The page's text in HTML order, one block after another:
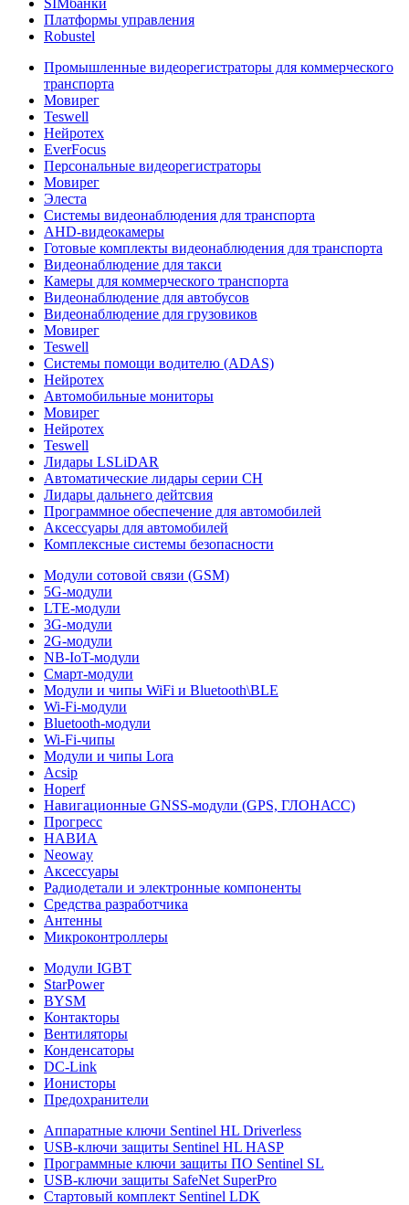
SIMбанки
Платформы управления
Robustel
Промышленные видеорегистраторы для коммерческого
транспорта
Мовирег
Teswell
Нейротех
EverFocus
Персональные видеорегистраторы
Мовирег
Элеста
Системы видеонаблюдения для транспорта
AHD-видеокамеры
Готовые комплекты видеонаблюдения для транспорта
Видеонаблюдение для такси
Камеры для коммерческого транспорта
Видеонаблюдение для автобусов
Видеонаблюдение для грузовиков
Мовирег
Teswell
Системы помощи водителю (ADAS)
Нейротех
Автомобильные мониторы
Мовирег
Нейротех
Teswell
Лидары LSLiDAR
Автоматические лидары серии CH
Лидары дальнего дейтсвия
Программное обеспечение для автомобилей
Аксессуары для автомобилей
Комплексные системы безопасности
Модули сотовой связи (GSM)
5G-модули
LTE-модули
3G-модули
2G-модули
NB-IoT-модули
Смарт-модули
Модули и чипы WiFi и Bluetooth\BLE
Wi-Fi-модули
Bluetooth-модули
Wi-Fi-чипы
Модули и чипы Lora
Acsip
Hoperf
Навигационные GNSS-модули (GPS, ГЛОНАСС)
Прогресс
НАВИА
Neoway
Аксессуары
Радиодетали и электронные компоненты
Средства разработчика
Антенны
Микроконтроллеры
Модули IGBT
StarPower
BYSM
Контакторы
Вентиляторы
Конденсаторы
DC-Link
Ионисторы
Предохранители
Аппаратные ключи Sentinel HL Driverless
USB-ключи защиты Sentinel HL HASP
Программные ключи защиты ПО Sentinel SL
USB-ключи защиты SafeNet SuperPro
Стартовый комплект Sentinel LDK